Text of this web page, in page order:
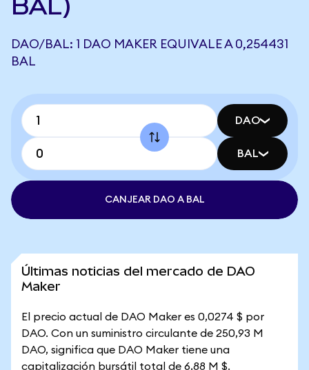
DAO/BAL: 1 DAO MAKER EQUIVALE A 0,254431
BAL
DAO
BAL
CANJEAR DAO A BAL
Últimas noticias del mercado de DAO
Maker
El precio actual de DAO Maker es 0,0274 $ por
DAO. Con un suministro circulante de 250,93 M
DAO, significa que DAO Maker tiene una
capitalización bursátil total de 6,88 M $.